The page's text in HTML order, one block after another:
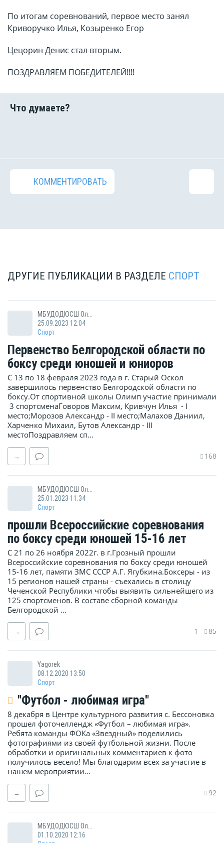
По итогам соревнований, первое место занял
Криворучко Илья, Козыренко Егор
Цецорин Денис стал вторым.
ПОЗДРАВЛЯЕМ ПОБЕДИТЕЛЕЙ!!!!
КОММЕНТИРОВАТЬ
ДРУГИЕ ПУБЛИКАЦИИ В РАЗДЕЛЕ СПОРТ
МБУДОДЮСШ Олимп
25.09.2023 12:04
Спорт
Первенство Белгородской области по
боксу среди юношей и юниоров
С 13 по 18 февраля 2023 года в г. Старый Оскол
завершилось первенство Белгородской области по
боксу.От спортивной школы Олимп участие принимали
3 спортсменаГоворов Максим, Кривчун Илья - I
место;Морозов Александр - II место;Малахов Даниил,
Харченко Михаил, Бутов Александр - III
местоПоздравляем сп...
→ 168
МБУДОДЮСШ Олимп
25.01.2023 11:34
Спорт
прошли Всероссийские соревнования
по боксу среди юношей 15-16 лет
С 21 по 26 ноября 2022г. в г.Грозный прошли
Всероссийские соревнования по боксу среди юношей
15-16 лет, памяти ЗМС СССР А.Г. Ягубкина.Боксеры - из
15 регионов нашей страны - съехались в столицу
Чеченской Республики чтобы выявить сильнейшего из
125 спортсменов. В составе сборной команды
Белгородской ...
→ 1 85
Yagorek
08.12.2020 13:50
Спорт
"Футбол - любимая игра"
8 декабря в Центре культурного развития с. Бессоновка
прошел фоточеллендж «Футбол – любимая игра».
Ребята команды ФОКа «Звездный» поделились
фотографиями из своей футбольной жизни. После
обработки и оригинальных комментариев к фото
получилось весело! Мы благодарим всех за участие в
нашем мероприятии...
→ 92
МБУДОДЮСШ Олимп
01.10.2020 12:16